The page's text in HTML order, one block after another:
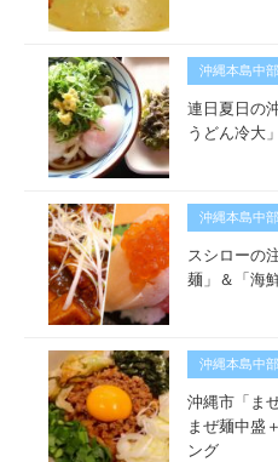
沖縄本島中部
連日夏日の
うどん冷大」
沖縄本島中部
スシローの
麺」＆「海
沖縄本島中部
沖縄市「ま
まぜ麺中盛
ング